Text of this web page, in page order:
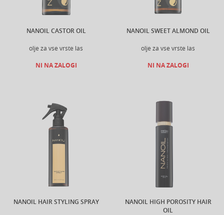
NANOIL CASTOR OIL
olje za vse vrste las
NI NA ZALOGI
NANOIL SWEET ALMOND OIL
olje za vse vrste las
NI NA ZALOGI
NANOIL HAIR STYLING SPRAY
NANOIL HIGH POROSITY HAIR
OIL